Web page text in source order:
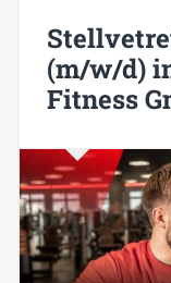
(m/w/d)
Fitness